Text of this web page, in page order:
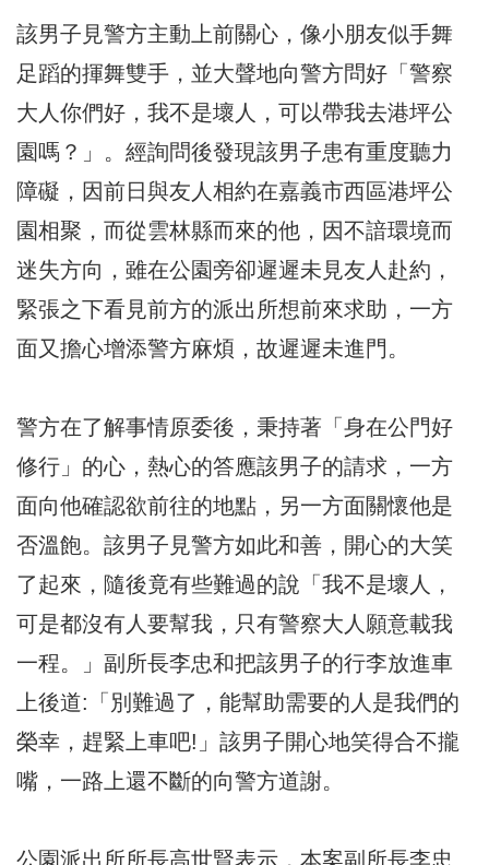
該男子見警方主動上前關心，像小朋友似手舞
足蹈的揮舞雙手，並大聲地向警方問好「警察
大人你們好，我不是壞人，可以帶我去港坪公
園嗎？」。經詢問後發現該男子患有重度聽力
障礙，因前日與友人相約在嘉義市西區港坪公
園相聚，而從雲林縣而來的他，因不諳環境而
迷失方向，雖在公園旁卻遲遲未見友人赴約，
緊張之下看見前方的派出所想前來求助，一方
面又擔心增添警方麻煩，故遲遲未進門。
警方在了解事情原委後，秉持著「身在公門好
修行」的心，熱心的答應該男子的請求，一方
面向他確認欲前往的地點，另一方面關懷他是
否溫飽。該男子見警方如此和善，開心的大笑
了起來，隨後竟有些難過的說「我不是壞人，
可是都沒有人要幫我，只有警察大人願意載我
一程。」副所長李忠和把該男子的行李放進車
上後道:「別難過了，能幫助需要的人是我們的
榮幸，趕緊上車吧!」該男子開心地笑得合不攏
嘴，一路上還不斷的向警方道謝。
公園派出所所長高世賢表示，本案副所長李忠